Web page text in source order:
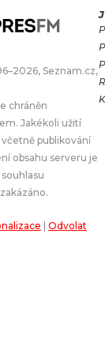
Seznam.cz,
chráněn
Jakékoli užití
publikování
obsahu serveru je
Odvolat